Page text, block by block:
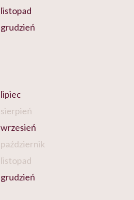
listopad
grudzień
lipiec
sierpień
wrzesień
październik
listopad
grudzień